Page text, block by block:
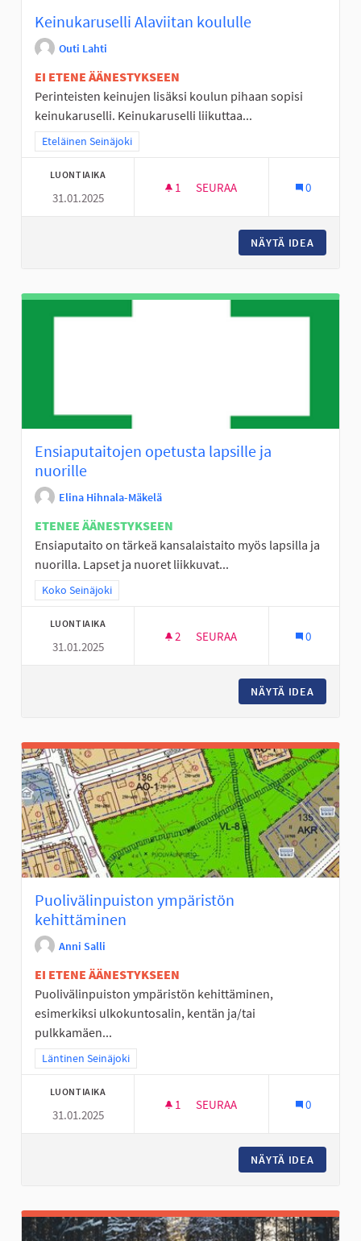
Keinukaruselli Alaviitan koululle
Outi Lahti
EI ETENE ÄÄNESTYKSEEN
Perinteisten keinujen lisäksi koulun pihaan sopisi
keinukaruselli. Keinukaruselli liikuttaa...
Rajaa tulokset teeman mukaan: Eteläinen Seinäjoki
Eteläinen Seinäjoki
LUONTIAIKA
31.01.2025
1 1 SEURAAJA
SEURAA 0
NÄYTÄ IDEA
Ensiaputaitojen opetusta lapsille ja
nuorille
Elina Hihnala-Mäkelä
ETENEE ÄÄNESTYKSEEN
Ensiaputaito on tärkeä kansalaistaito myös lapsilla ja
nuorilla. Lapset ja nuoret liikkuvat...
Rajaa tulokset teeman mukaan: Koko Seinäjoki
Koko Seinäjoki
LUONTIAIKA
31.01.2025
2 2 SEURAAJAA
SEURAA 0
NÄYTÄ IDEA
Puolivälinpuiston ympäristön
kehittäminen
Anni Salli
EI ETENE ÄÄNESTYKSEEN
Puolivälinpuiston ympäristön kehittäminen,
esimerkiksi ulkokuntosalin, kentän ja/tai
pulkkamäen...
Rajaa tulokset teeman mukaan: Läntinen Seinäjoki
Läntinen Seinäjoki
LUONTIAIKA
31.01.2025
1 1 SEURAAJA
SEURAA 0
NÄYTÄ IDEA